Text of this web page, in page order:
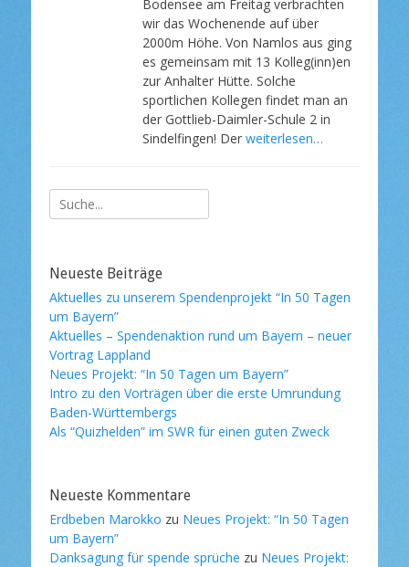
f
e
n
t
l
i
c
h
t
Bodensee am Freitag verbrachten
wir das Wochenende auf über
2000m Höhe. Von Namlos aus ging
es gemeinsam mit 13 Kolleg(inn)en
zur Anhalter Hütte. Solche
sportlichen Kollegen findet man an
der Gottlieb-Daimler-Schule 2 in
Sindelfingen! Der weiterlesen…
Suche
nach:
Neueste Beiträge
Aktuelles zu unserem Spendenprojekt “In 50 Tagen
um Bayern”
Aktuelles – Spendenaktion rund um Bayern – neuer
Vortrag Lappland
Neues Projekt: “In 50 Tagen um Bayern”
Intro zu den Vorträgen über die erste Umrundung
Baden-Württembergs
Als “Quizhelden” im SWR für einen guten Zweck
Neueste Kommentare
Erdbeben Marokko zu Neues Projekt: “In 50 Tagen
um Bayern”
Danksagung für spende sprüche zu Neues Projekt: